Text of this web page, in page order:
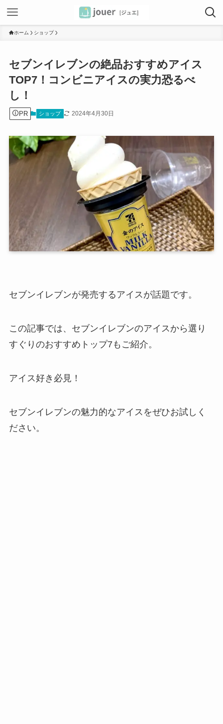
ホーム ショップ
セブンイレブンの絶品おすすめアイス
TOP7！コンビニアイスの実力恐るべ
し！
PR ショップ 2024年4月30日
セブンイレブンが発売するアイスが話題です。
この記事では、セブンイレブンのアイスから選り
すぐりのおすすめトップ7もご紹介。
アイス好き必見！
セブンイレブンの魅力的なアイスをぜひお試しく
ださい。